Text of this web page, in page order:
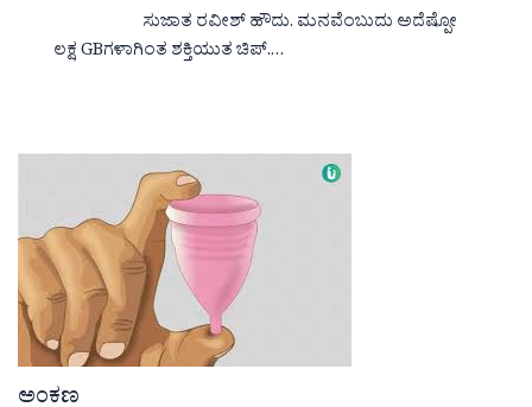
ಸುಜಾತ ರವೀಶ್ ಹೌದು. ಮನವೆಂಬುದು ಅದೆಷ್ಪೋ
ಲಕ್ಷ GBಗಳಾಗಿಂತ ಶಕ್ತಿಯುತ ಚಿಪ್.…
ಅಂಕಣ